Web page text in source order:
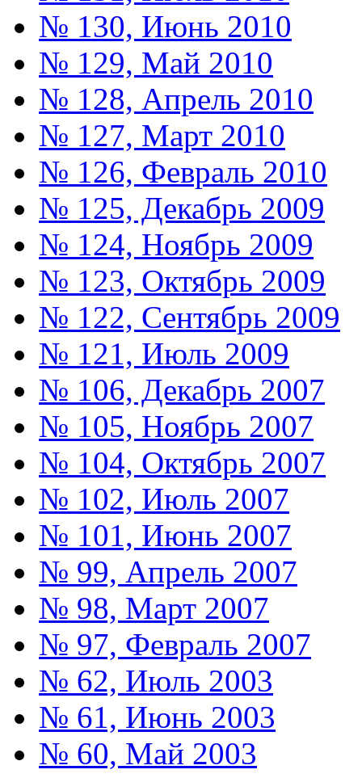
№ 130, Июнь 2010
№ 129, Май 2010
№ 128, Апрель 2010
№ 127, Март 2010
№ 126, Февраль 2010
№ 125, Декабрь 2009
№ 124, Ноябрь 2009
№ 123, Октябрь 2009
№ 122, Сентябрь 2009
№ 121, Июль 2009
№ 106, Декабрь 2007
№ 105, Ноябрь 2007
№ 104, Октябрь 2007
№ 102, Июль 2007
№ 101, Июнь 2007
№ 99, Апрель 2007
№ 98, Март 2007
№ 97, Февраль 2007
№ 62, Июль 2003
№ 61, Июнь 2003
№ 60, Май 2003